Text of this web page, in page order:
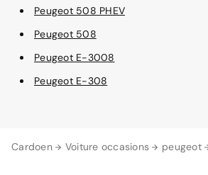
Cardoen Voiture occasions peugeot
Peugeot 508 PHEV
Peugeot 508
Peugeot E-3008
Peugeot E-308